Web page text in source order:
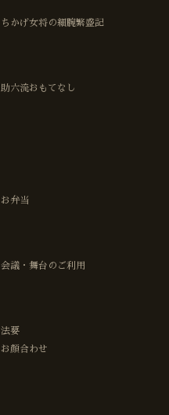
ちかげ女将の細腕繁盛記
助六流おもてなし
お弁当
会議・舞台のご利用
法要
お顔合わせ